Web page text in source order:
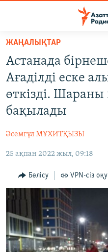
Skip
main
content
main
Skip
to
AZATTYQTV
ҚАҢТАР ОҚИҒАСЫ
ӘЛЕУМЕТ
ӘЛЕМ
АРНАЙЫ ЖОБАЛАР
Русский
ЖАЗЫЛЫҢЫЗ
ЖАҢАЛЫҚТАР
Астанада
Ағаділді еске
өткізді.
бақылады
Әсемгүл МҰХИТҚЫЗЫ
25 ақпан 2022 жыл, 09:18
Бөлісу VPN-сіз оқу